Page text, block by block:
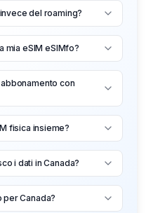
del roaming?
mia eSIM eSIMfo?
con
fisica insieme?
i dati in Canada?
per Canada?